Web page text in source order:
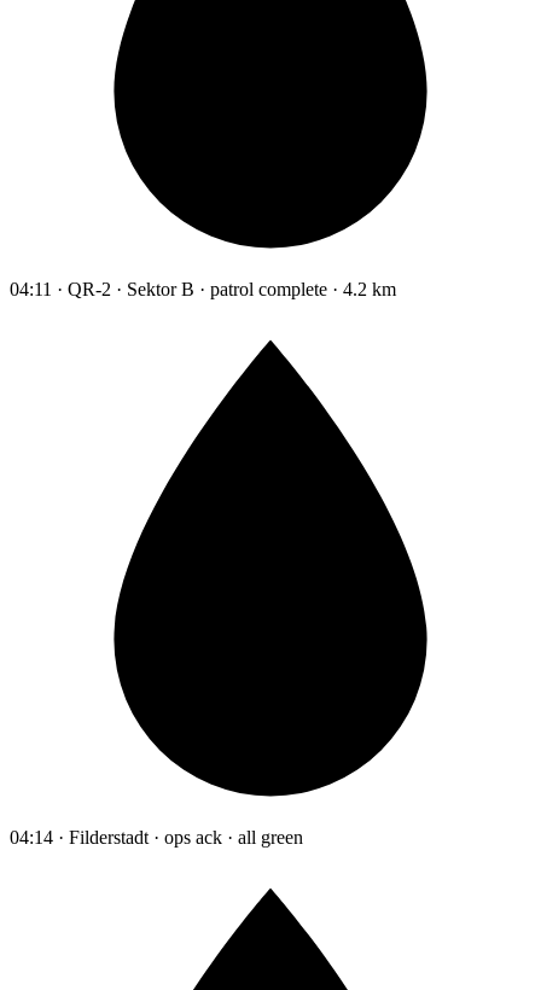
04:11 · QR-2 · Sektor B · patrol complete · 4.2 km
04:14 · Filderstadt · ops ack · all green